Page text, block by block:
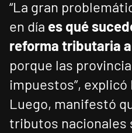
“La gran
en día es qué
reforma tributaria
porque las
impuestos”,
Luego, manifestó
tributos nacionales